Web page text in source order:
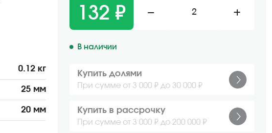
0.12 кг
25 мм
20 мм
132 ₽ 2
В наличии
Купить долями
При сумме от 3 000 ₽ до 30 000 ₽
Купить в рассрочку
При сумме от 3 000 ₽ до 200 000 ₽